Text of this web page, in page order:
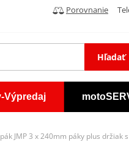
Porovnanie
Hľadať
Výpredaj
JMP 3 x 240mm páky plus držiak